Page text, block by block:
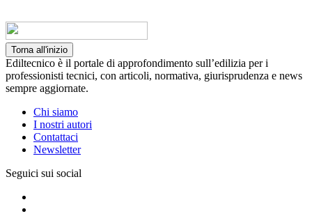
Torna all'inizio
Ediltecnico è il portale di approfondimento sull’edilizia per i
professionisti tecnici, con articoli, normativa, giurisprudenza e news
sempre aggiornate.
Chi siamo
I nostri autori
Contattaci
Newsletter
Seguici sui social